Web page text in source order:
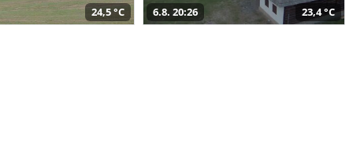
24,5 °C 6.8. 20:26 23,4 °C